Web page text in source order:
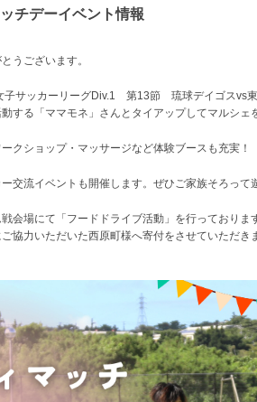
チデーイベント情報
うございます。
子サッカーリーグDiv.1 第13節 琉球デイゴスvs東
する「ママモネ」さんとタイアップしてマルシェ
クショップ・マッサージなど体験ブースも充実！
交流イベントも開催します。ぜひご家族そろって
会場にて「フードドライブ活動」を行っており
協力いただいた西原町様へ寄付をさせていただ